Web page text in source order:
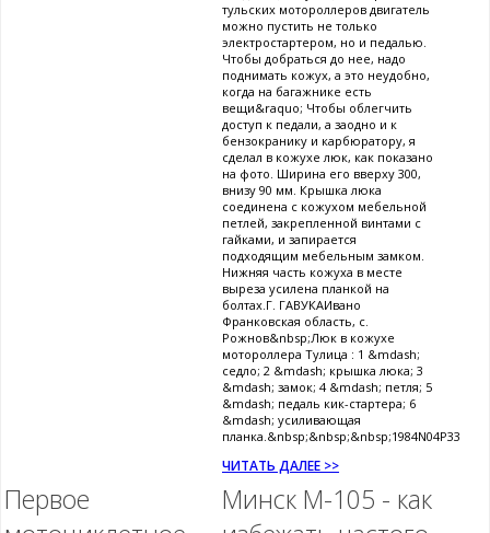
тульских мотороллеров двигатель
можно пустить не только
электростартером, но и педалью.
Чтобы добраться до нее, надо
поднимать кожух, а это неудобно,
когда на багажнике есть
вещи&raquo; Чтобы облегчить
доступ к педали, а заодно и к
бензокранику и карбюратору, я
сделал в кожухе люк, как показано
на фото. Ширина его вверху 300,
внизу 90 мм. Крышка люка
соединена с кожухом мебельной
петлей, закрепленной винтами с
гайками, и запирается
подходящим мебельным замком.
Нижняя часть кожуха в месте
выреза усилена планкой на
болтах.Г. ГАВУКАИвано
Франковская область, с.
Рожнов&nbsp;Люк в кожухе
мотороллера Тулица : 1 &mdash;
седло; 2 &mdash; крышка люка; 3
&mdash; замок; 4 &mdash; петля; 5
&mdash; педаль кик-стартера; 6
&mdash; усиливающая
планка.&nbsp;&nbsp;&nbsp;1984N04P33
ЧИТАТЬ ДАЛЕЕ >>
Первое
Минск М-105 - как